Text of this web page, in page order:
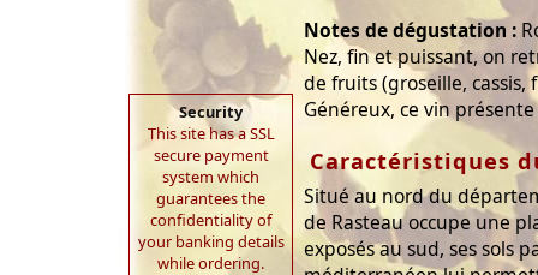
Security
This site has a SSL
secure payment
system which
guarantees the
confidentiality of
your banking details
while ordering.
Notes de dégustation :
Nez, fin et puissant, on
de fruits (groseille, cassis,
Généreux, ce vin
Caractéristiques
Situé au nord du
de Rasteau occupe une
exposés au sud, ses sols